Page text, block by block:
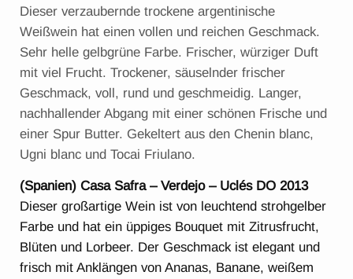
Dieser verzaubernde trockene argentinische
Weißwein hat einen vollen und reichen Geschmack.
Sehr helle gelbgrüne Farbe. Frischer, würziger Duft
mit viel Frucht. Trockener, säuselnder frischer
Geschmack, voll, rund und geschmeidig. Langer,
nachhallender Abgang mit einer schönen Frische und
einer Spur Butter. Gekeltert aus den Chenin blanc,
Ugni blanc und Tocai Friulano.
(Spanien) Casa Safra – Verdejo – Uclés DO 2013
Dieser großartige Wein ist von leuchtend strohgelber
Farbe und hat ein üppiges Bouquet mit Zitrusfrucht,
Blüten und Lorbeer. Der Geschmack ist elegant und
frisch mit Anklängen von Ananas, Banane, weißem